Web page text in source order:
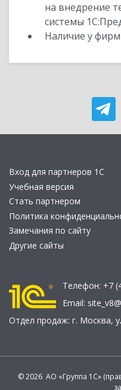
на внедрение
системы
Наличие у
Вход для партнеров 1С
Учебная версия
Стать партнером
Политика
Замечания по сайту
Другие сайты
Телефон: +7
Email:
Отдел продаж: г. Москва,
© 2026 АО «Группа 1С»